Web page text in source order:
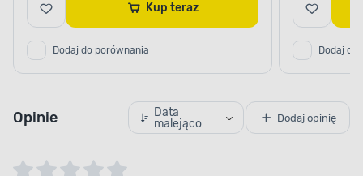
Kup teraz
Dodaj do porównania Dodaj do
Opinie
Data
malejąco
Dodaj opinię